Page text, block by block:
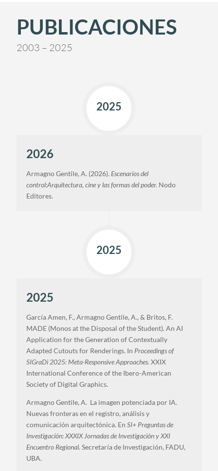
PUBLICACIONES
2003 – 2025
2025
2026
Armagno Gentile, A. (2026). Escenarios del
control:Arquitectura, cine y las formas del poder. Nodo
Editores.
2025
2025
García Amen, F., Armagno Gentile, A., & Britos, F.
MADE (Monos at the Disposal of the Student). An AI
Application for the Generation of Contextually
Adapted Cutouts for Renderings. In Proceedings of
SIGraDi 2025: Meta-Responsive Approaches. XXIX
International Conference of the Ibero-American
Society of Digital Graphics.
Armagno Gentile, A. La imagen potenciada por IA.
Nuevas fronteras en el registro, análisis y
comunicación arquitectónica. En SI+ Preguntas de
Investigación: XXXIX Jornadas de Investigación y XXI
Encuentro Regional. Secretaría de Investigación, FADU,
UBA.